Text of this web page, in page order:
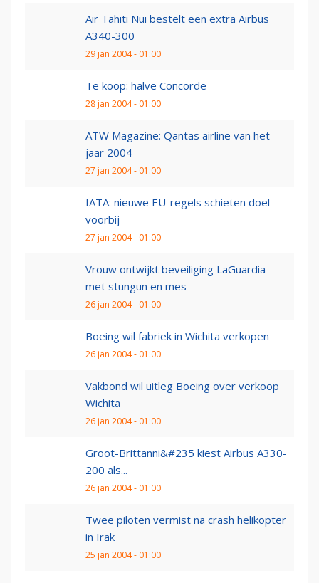
Air Tahiti Nui bestelt een extra Airbus
A340-300
29 jan 2004 - 01:00
Te koop: halve Concorde
28 jan 2004 - 01:00
ATW Magazine: Qantas airline van het
jaar 2004
27 jan 2004 - 01:00
IATA: nieuwe EU-regels schieten doel
voorbij
27 jan 2004 - 01:00
Vrouw ontwijkt beveiliging LaGuardia
met stungun en mes
26 jan 2004 - 01:00
Boeing wil fabriek in Wichita verkopen
26 jan 2004 - 01:00
Vakbond wil uitleg Boeing over verkoop
Wichita
26 jan 2004 - 01:00
Groot-Brittanni&#235 kiest Airbus A330-
200 als...
26 jan 2004 - 01:00
Twee piloten vermist na crash helikopter
in Irak
25 jan 2004 - 01:00